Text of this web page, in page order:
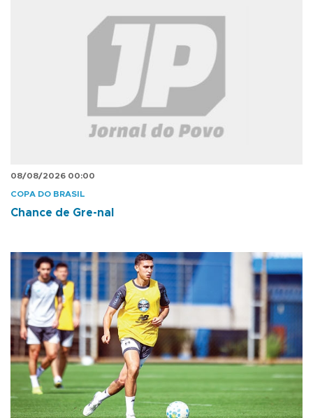
08/08/2026 00:00
COPA DO BRASIL
Chance de Gre-nal